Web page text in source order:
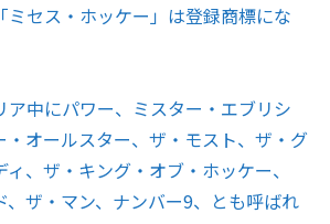
ミセス・ホッケー」は登録商標にな
中にパワー、ミスター・エブリシ
・オールスター、ザ・モスト、ザ・グ
、ザ・キング・オブ・ホッケー、
、ザ・マン、ナンバー9、とも呼ばれ